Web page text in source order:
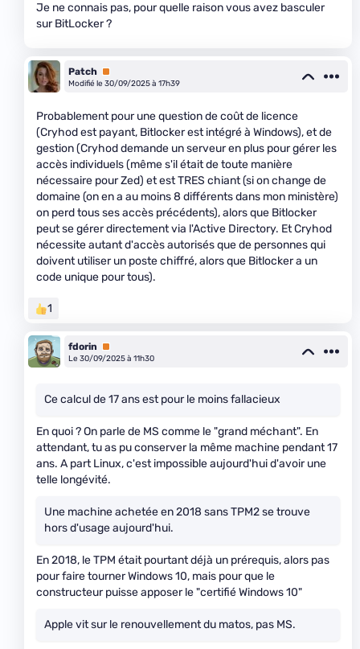
Je ne connais pas, pour quelle raison vous avez basculer
sur BitLocker ?
Patch Premium
Modifié le 30/09/2025 à 17h39
Probablement pour une question de coût de licence
(Cryhod est payant, Bitlocker est intégré à Windows), et de
gestion (Cryhod demande un serveur en plus pour gérer les
accès individuels (même s'il était de toute manière
nécessaire pour Zed) et est TRES chiant (si on change de
domaine (on en a au moins 8 différents dans mon ministère)
on perd tous ses accès précédents), alors que Bitlocker
peut se gérer directement via l'Active Directory. Et Cryhod
nécessite autant d'accès autorisés que de personnes qui
doivent utiliser un poste chiffré, alors que Bitlocker a un
code unique pour tous).
1
fdorin
Premium
Le 30/09/2025 à 11h30
Ce calcul de 17 ans est pour le moins fallacieux
En quoi ? On parle de MS comme le "grand méchant". En
attendant, tu as pu conserver la même machine pendant 17
ans. A part Linux, c'est impossible aujourd'hui d'avoir une
telle longévité.
Une machine achetée en 2018 sans TPM2 se trouve
hors d'usage aujourd'hui.
En 2018, le TPM était pourtant déjà un prérequis, alors pas
pour faire tourner Windows 10, mais pour que le
constructeur puisse apposer le "certifié Windows 10"
Apple vit sur le renouvellement du matos, pas MS.